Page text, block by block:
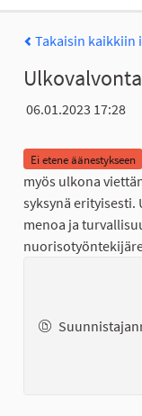
Takaisin kaikkiin
06.01.2023 17:28
Ei etene äänestykseen
myös ulkona
syksynä erityisesti.
menoa ja